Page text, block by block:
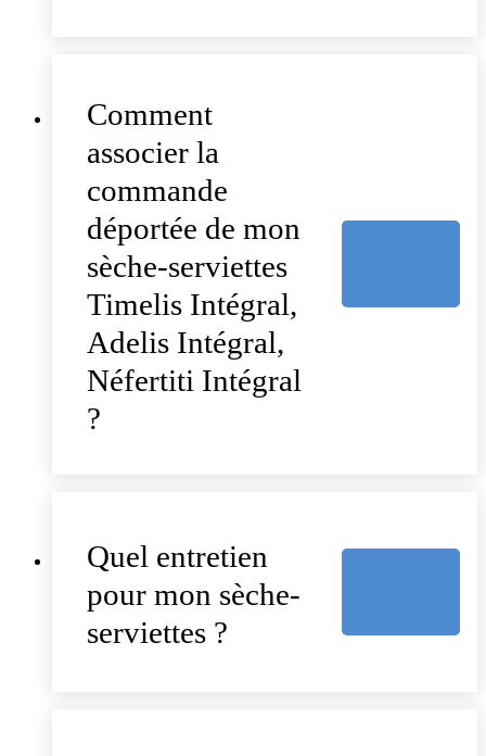
Comment
associer la
commande
déportée de mon
sèche-serviettes
Timelis Intégral,
Adelis Intégral,
Néfertiti Intégral
?
Quel entretien
pour mon sèche-
serviettes ?